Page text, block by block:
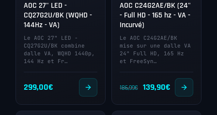
AOC 27" LED -
CQ27G2U/BK (WQHD -
144Hz - VA)
Le AOC 27" LED -
CQ27G2U/BK combine
dalle VA, WQHD 1440p,
144 Hz et Fr…
299,00€
AOC C24G2AE/BK (24"
- Full HD - 165 hz - VA -
Incurvé)
Le AOC C24G2AE/BK
mise sur une dalle VA
24" Full HD, 165 Hz
et FreeSyn…
186,99€
Le
139,90€
prix